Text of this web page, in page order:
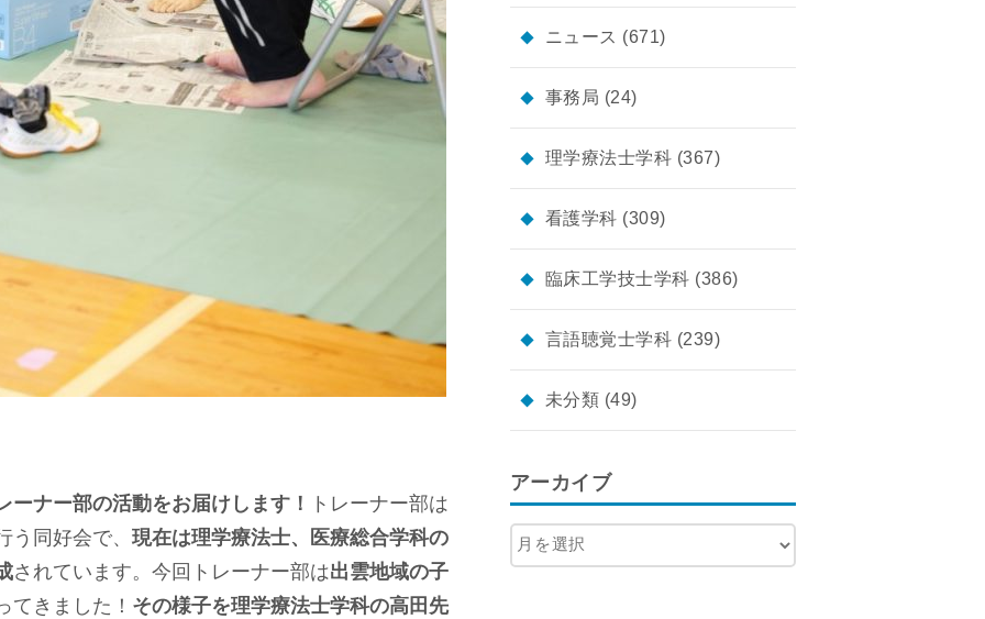
ナー部の活動をお届けします！
トレーナー部は
同好会で、 現在は理学療法士、医療総合学科の
されています。今回トレーナー部は出雲地域の子
てきました！ その様子を理学療法士学科の高田先
ニュース (671)
事務局 (24)
理学療法士学科 (367)
看護学科 (309)
臨床工学技士学科 (386)
言語聴覚士学科 (239)
未分類 (49)
アーカイブ